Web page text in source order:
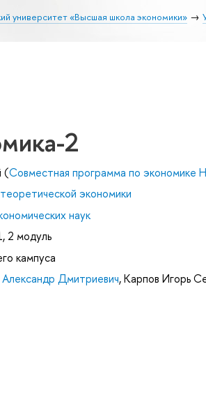
университет «Высшая школа экономики»
2
(Совместная программа по
экономики
наук
2 модуль
кампуса
Дмитриевич,Карпов Игорь